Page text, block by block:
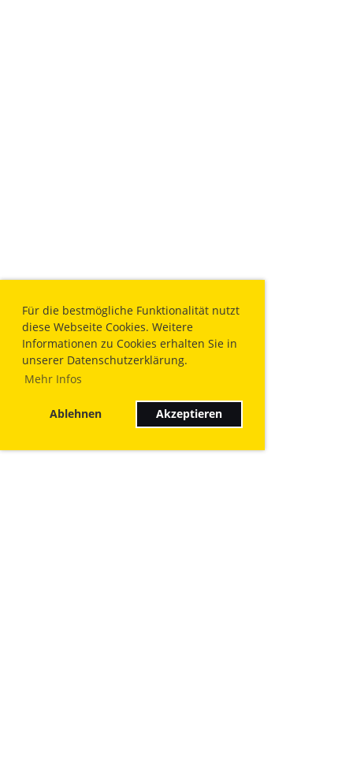
Für die bestmögliche Funktionalität nutzt
diese Webseite Cookies. Weitere
Informationen zu Cookies erhalten Sie in
unserer Datenschutzerklärung.
Mehr Infos
Ablehnen Akzeptieren